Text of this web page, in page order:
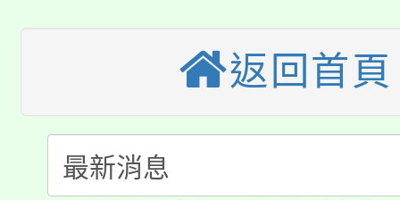
視費優惠，中低收入戶
半價優惠，詳情可洽有
者。
大園自造教育及科技中
份教師增能研習
大溪自造教育及科技
份教師研習
淨零綠生活教案入校路
會
115年食農教育專業人
返回首頁